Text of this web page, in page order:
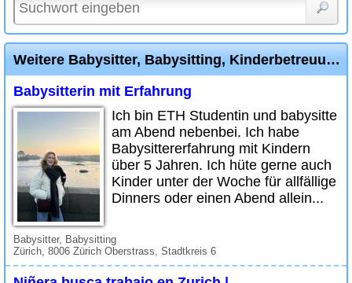
Weitere Babysitter, Babysitting, Kinderbetreuung Diverse Inserate
Babysitterin mit Erfahrung
Ich bin ETH Studentin und babysitte
am Abend nebenbei. Ich habe
Babysittererfahrung mit Kindern
über 5 Jahren. Ich hüte gerne auch
Kinder unter der Woche für allfällige
Dinners oder einen Abend allein...
Babysitter, Babysitting
Zürich, 8006 Zürich Oberstrass, Stadtkreis 6